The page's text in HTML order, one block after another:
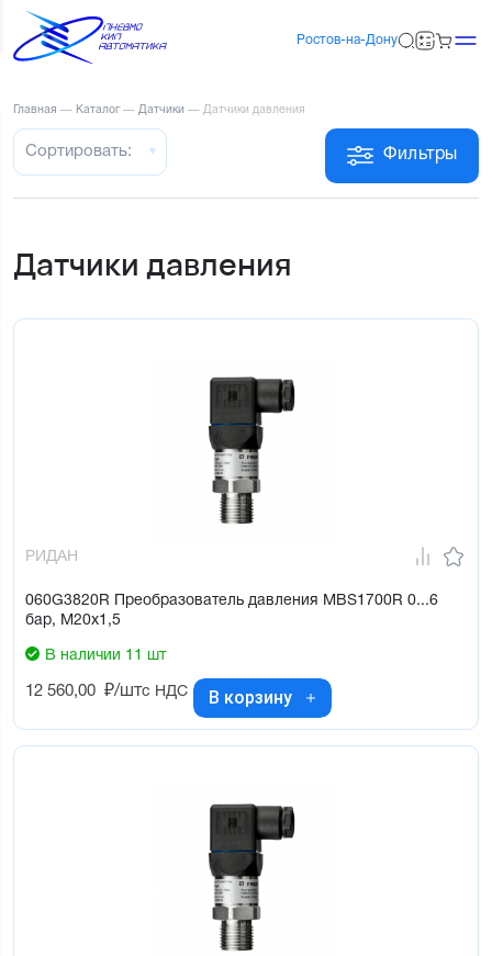
Ростов-на-Дону
Главная — Каталог — Датчики — Датчики давления
Фильтры
Сортировать:
Датчики давления
РИДАН
060G3820R Преобразователь давления MBS1700R 0...6
бар, М20х1,5
В наличии 11 шт
12 560,00 ₽/штс НДС В корзину